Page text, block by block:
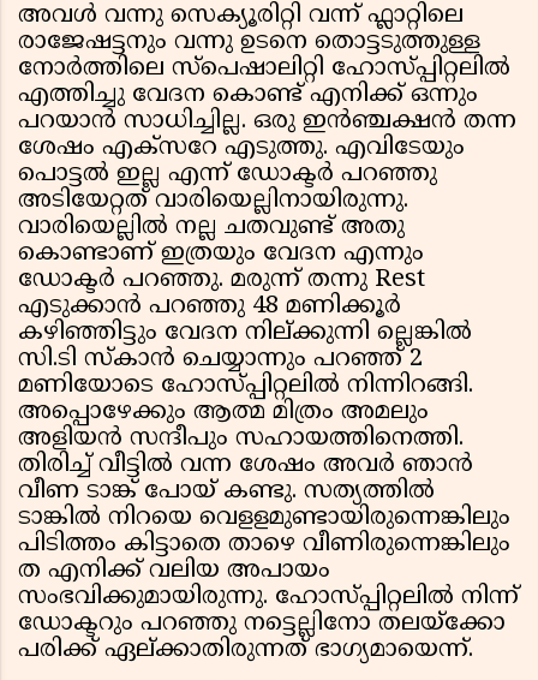
അവൾ വന്നു സെക്യൂരിറ്റി വന്ന് ഫ്ലാറ്റിലെ
രാജേഷട്ടനും വന്നു ഉടനെ തൊട്ടടുത്തുള്ള
നോർത്തിലെ സ്പെഷാലിറ്റി ഹോസ്പ്പിറ്റലിൽ
എത്തിച്ചു വേദന കൊണ്ട് എനിക്ക് ഒന്നും
പറയാൻ സാധിച്ചില്ല. ഒരു ഇൻഞ്ചക്ഷൻ തന്ന
ശേഷം എക്സറേ എടുത്തു. എവിടേയും
പൊട്ടൽ ഇല്ല എന്ന് ഡോക്ടർ പറഞ്ഞു
അടിയേറ്റത് വാരിയെല്ലിനായിരുന്നു.
വാരിയെല്ലിൽ നല്ല ചതവുണ്ട് അതു
കൊണ്ടാണ് ഇത്രയും വേദന എന്നും
ഡോക്ടർ പറഞ്ഞു. മരുന്ന് തന്നു Rest
എടുക്കാൻ പറഞ്ഞു 48 മണിക്കൂർ
കഴിഞ്ഞിട്ടും വേദന നില്ക്കുന്നി ല്ലെങ്കിൽ
സി.ടി സ്കാൻ ചെയ്യാന്നും പറഞ്ഞ് 2
മണിയോടെ ഹോസ്പ്പിറ്റലിൽ നിന്നിറങ്ങി.
അപ്പൊഴേക്കും ആത്മ മിത്രം അമലും
അളിയൻ സന്ദീപും സഹായത്തിനെത്തി.
തിരിച്ച് വീട്ടിൽ വന്ന ശേഷം അവർ ഞാൻ
വീണ ടാങ്ക് പോയ് കണ്ടു. സത്യത്തിൽ
ടാങ്കിൽ നിറയെ വെളളമുണ്ടായിരുന്നെങ്കിലും
പിടിത്തം കിട്ടാതെ താഴെ വീണിരുന്നെങ്കിലും
ത എനിക്ക് വലിയ അപായം
സംഭവിക്കുമായിരുന്നു. ഹോസ്പ്പിറ്റലിൽ നിന്ന്
ഡോക്ടറും പറഞ്ഞു നട്ടെല്ലിനോ തലയ്ക്കോ
പരിക്ക് ഏല്ക്കാതിരുന്നത് ഭാഗ്യമായെന്ന്.